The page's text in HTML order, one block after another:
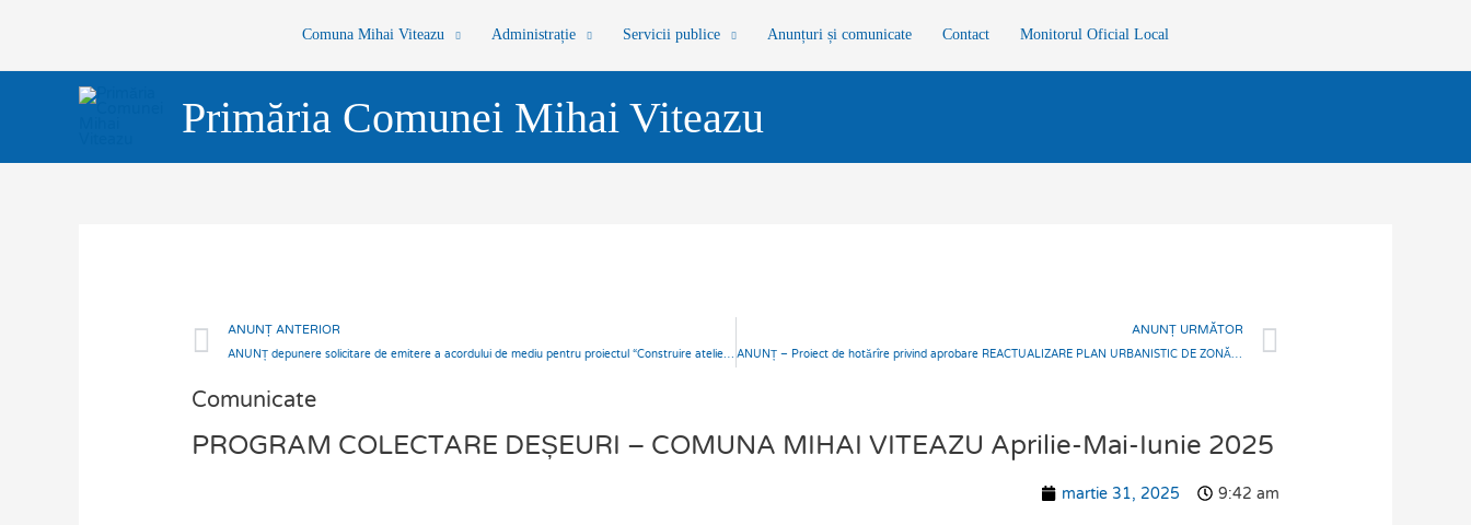
Comuna Mihai Viteazu Administrație Servicii publice Anunțuri și comunicate Contact Monitorul Oficial Local
Primăria Comunei Mihai Viteazu
Prev
ANUNȚ ANTERIOR
ANUNȚ depunere solicitare de emitere a acordului de mediu pentru proiectul “Construire atelier vulcanizare și depozit anvelope. Împrejmuire teren, amenajări exterioare, amenajări acces, racorduri și branșamente utilități.“ în comuna Mihai Viteazu, jud.Cluj
ANUNȚ URMĂTOR
ANUNȚ – Proiect de hotărîre privind aprobare REACTUALIZARE PLAN URBANISTIC DE ZONĂ PROTEJATĂ „CHEILE TURZII”, județul Cluj.
Comunicate
PROGRAM COLECTARE DEȘEURI – COMUNA MIHAI VITEAZU Aprilie-Mai-Iunie 2025
martie 31, 2025 9:42 am